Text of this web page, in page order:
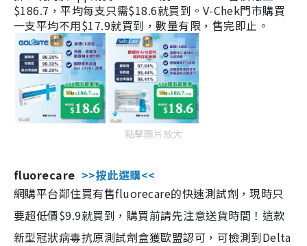
$186.7，平均每支只需$18.6就買到。V-Chek門市購買
一支平均不用$17.9就買到，數量有限，售完即止。
點擊圖片放大
fluorecare >>按此選購<<
網購平台鄰住買有售fluorecare的快速測試劑，現時只
要超低價$9.9就買到，購買前請先注意送貨時間！這款
新型冠狀病毒抗原測試劑盒獲歐盟認可，可檢測到Delta